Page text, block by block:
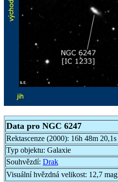
Data pro NGC 6247
Rektascenze (2000): 16h 48m 20,1s
Typ objektu: Galaxie
Souhvězdí: Drak
Visuální hvězdná velikost: 12,7 mag